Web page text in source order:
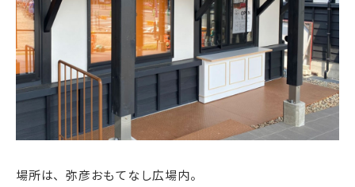
場所は、弥彦おもてなし広場内。